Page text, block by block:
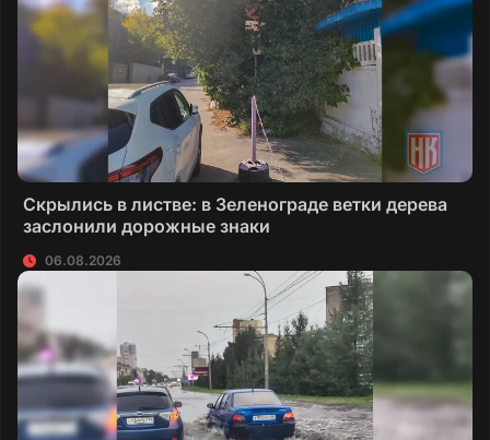
Скрылись в листве: в Зеленограде ветки дерева
заслонили дорожные знаки
06.08.2026